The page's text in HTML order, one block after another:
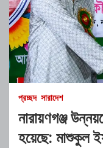
প্রচ্ছদ সারাদেশ
নারায়ণগঞ্জ
হয়েছে: মাশুকুল